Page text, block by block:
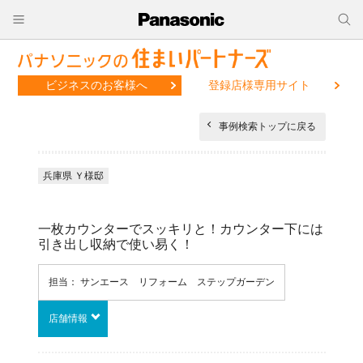
ビジネスのお客様へ 登録店様専用サイト
事例検索トップに戻る
兵庫県 Ｙ様邸
一枚カウンターでスッキリと！カウンター下には
引き出し収納で使い易く！
担当： サンエース リフォーム ステップガーデン
店舗情報